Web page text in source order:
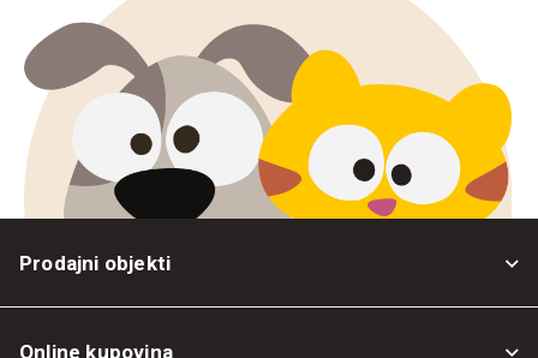
Prodajni objekti
Online kupovina